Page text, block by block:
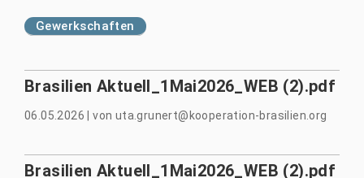
Gewerkschaften
Brasilien Aktuell_1Mai2026_WEB (2).pdf
06.05.2026 |von uta.grunert@kooperation-brasilien.org
Brasilien Aktuell_1Mai2026_WEB (2).pdf